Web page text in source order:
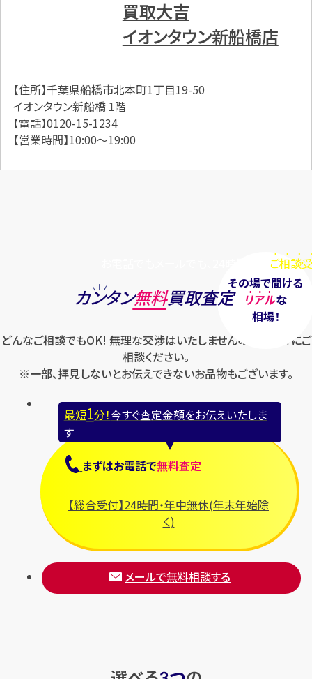
買取大吉
イオンタウン新船橋店
【住所】千葉県船橋市北本町1丁目19-50
イオンタウン新船橋 1階
【電話】0120-15-1234
【営業時間】10:00～19:00
ご相談
その場で聞ける
リアルな
相場！
カンタン無料買取査定
どんなご相談でもOK! 無理な交渉はいたしませんのでお気軽にご
相談ください。
※一部、拝見しないとお伝えできないお品物もございます。
最短1分！今すぐ査定金額をお伝えいたしま
す
まずはお電話で無料査定
【総合受付】24時間・年中無休(年末年始除
く)
メールで無料相談する